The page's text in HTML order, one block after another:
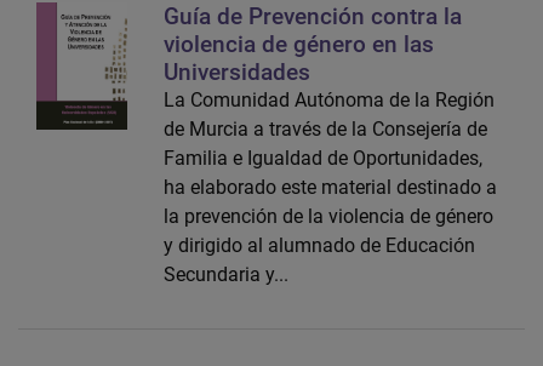
Guía de Prevención contra la
violencia de género en las
Universidades
La Comunidad Autónoma de la Región
de Murcia a través de la Consejería de
Familia e Igualdad de Oportunidades,
ha elaborado este material destinado a
la prevención de la violencia de género
y dirigido al alumnado de Educación
Secundaria y...